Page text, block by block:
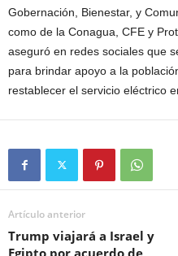
Gobernación, Bienestar, y
como de la Conagua, CFE y
aseguró en redes sociales que
para brindar apoyo a la
restablecer el servicio eléctrico
Artículo anterior
Trump viajará a Israel y
Egipto por acuerdo de